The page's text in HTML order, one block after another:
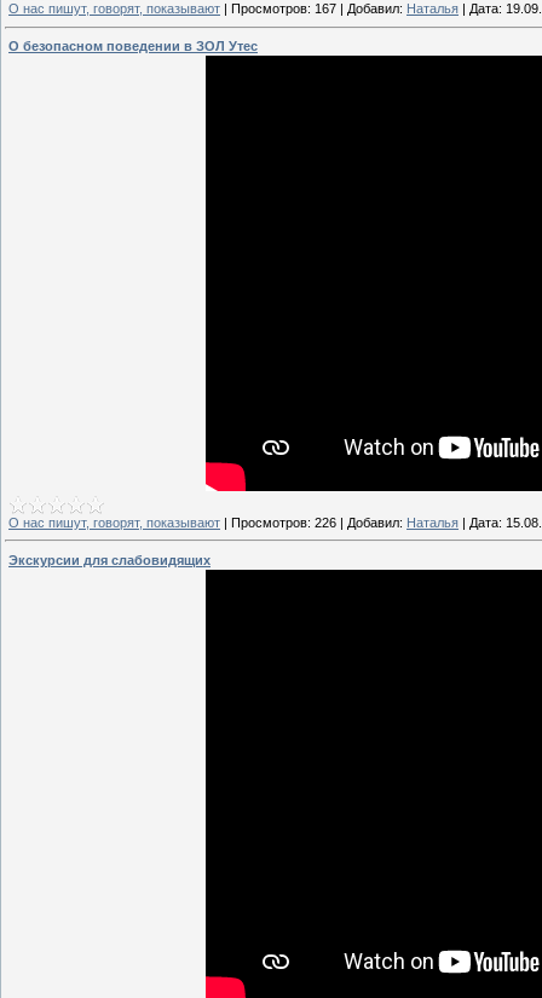
О нас пишут, говорят, показывают Просмотров: 167 Добавил: Наталья Дата:
О безопасном поведении в ЗОЛ Утес
О нас пишут, говорят, показывают | Просмотров: 226 | Добавил: Наталья | Дата:
Экскурсии для слабовидящих